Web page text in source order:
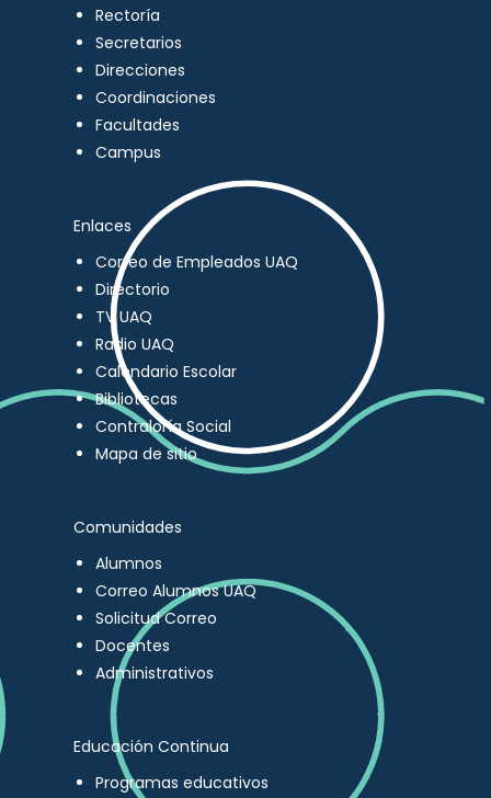
Rectoría
Secretarios
Direcciones
Coordinaciones
Facultades
Campus
Enlaces
Correo de Empleados UAQ
Directorio
TV UAQ
Radio UAQ
Calendario Escolar
Bibliotecas
Contraloría Social
Mapa de sitio
Comunidades
Alumnos
Correo Alumnos UAQ
Solicitud Correo
Docentes
Administrativos
Educación Continua
Programas educativos